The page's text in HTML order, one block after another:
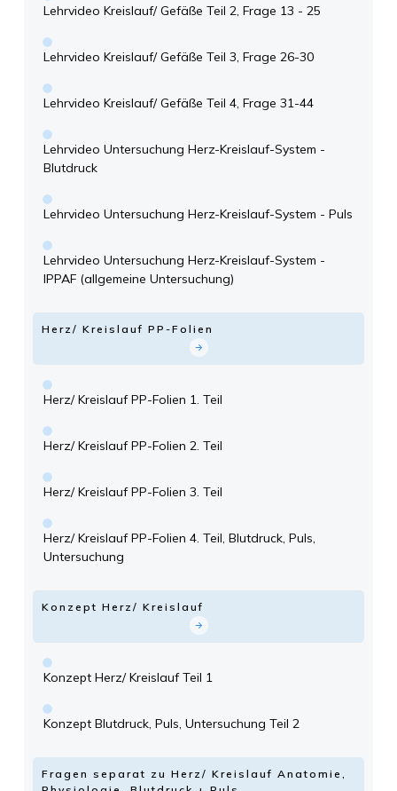
Lehrvideo Kreislauf/ Gefäße Teil 2, Frage 13 - 25
Lehrvideo Kreislauf/ Gefäße Teil 3, Frage 26-30
Lehrvideo Kreislauf/ Gefäße Teil 4, Frage 31-44
Lehrvideo Untersuchung Herz-Kreislauf-System -
Blutdruck
Lehrvideo Untersuchung Herz-Kreislauf-System - Puls
Lehrvideo Untersuchung Herz-Kreislauf-System -
IPPAF (allgemeine Untersuchung)
Herz/ Kreislauf PP-Folien
Herz/ Kreislauf PP-Folien 1. Teil
Herz/ Kreislauf PP-Folien 2. Teil
Herz/ Kreislauf PP-Folien 3. Teil
Herz/ Kreislauf PP-Folien 4. Teil, Blutdruck, Puls,
Untersuchung
Konzept Herz/ Kreislauf
Konzept Herz/ Kreislauf Teil 1
Konzept Blutdruck, Puls, Untersuchung Teil 2
Fragen separat zu Herz/ Kreislauf Anatomie,